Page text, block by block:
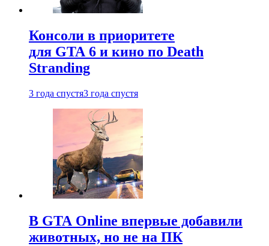
Консоли в приоритете
для GTA 6 и кино по Death
Stranding
3 года спустя3 года спустя
В GTA Online впервые добавили
животных, но не на ПК